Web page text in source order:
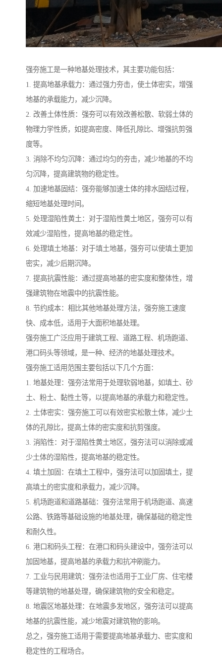
强夯施工是一种地基处理技术，其主要功能包括：
1. 提高地基承载力：通过强力夯击，使土体密实，增强
地基的承载能力，减少沉降。
2. 改善土体性质：强夯可以有效改善松散、软弱土体的
物理力学性质，如提高密度、降低孔隙比、增强抗剪强
度等。
3. 消除不均匀沉降：通过均匀的夯击，减少地基的不均
匀沉降，提高建筑物的稳定性。
4. 加速地基固结：强夯能够加速土体的排水固结过程，
缩短地基处理时间。
5. 处理湿陷性黄土：对于湿陷性黄土地区，强夯可以有
效减少湿陷性，提高地基的稳定性。
6. 处理填土地基：对于填土地基，强夯可以使填土更加
密实，减少后期沉降。
7. 提高抗震性能：通过提高地基的密实度和整体性，增
强建筑物在地震中的抗震性能。
8. 节约成本：相比其他地基处理方法，强夯施工速度
快、成本低，适用于大面积地基处理。
强夯施工广泛应用于建筑工程、道路工程、机场跑道、
港口码头等领域，是一种、经济的地基处理技术。
强夯施工适用范围主要包括以下几个方面：
1. 地基处理：强夯法常用于处理软弱地基，如填土、砂
土、粉土、黏性土等，以提高地基的承载力和稳定性。
2. 土体密实：强夯施工可以有效密实松散土体，减少土
体的孔隙比，提高土体的密实度和抗剪强度。
3. 消陷性：对于湿陷性黄土地区，强夯法可以消除或减
少土体的湿陷性，提高地基的稳定性。
4. 填土加固：在填土工程中，强夯法可以加固填土，提
高填土的密实度和承载力，减少沉降。
5. 机场跑道和道路基础：强夯法常用于机场跑道、高速
公路、铁路等基础设施的地基处理，确保基础的稳定性
和耐久性。
6. 港口和码头工程：在港口和码头建设中，强夯法可以
加固地基，提高地基的承载力和抗冲刷能力。
7. 工业与民用建筑：强夯法也适用于工业厂房、住宅楼
等建筑物的地基处理，确保建筑物的安全和稳定。
8. 地震区地基处理：在地震多发地区，强夯法可以提高
地基的抗震性能，减少地震对建筑物的影响。
总之，强夯施工适用于需要提高地基承载力、密实度和
稳定性的工程场合。